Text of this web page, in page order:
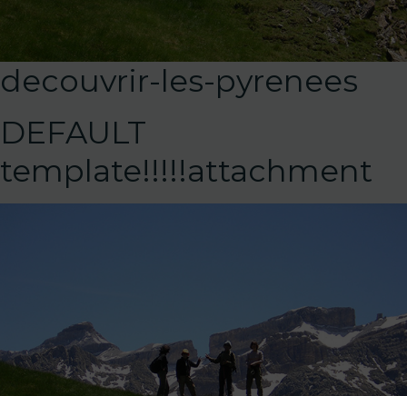
decouvrir-les-pyrenees
DEFAULT
template!!!!!attachment